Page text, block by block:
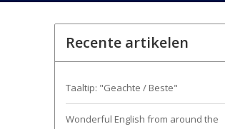
Recente artikelen
Taaltip: "Geachte / Beste"
Wonderful English from around the